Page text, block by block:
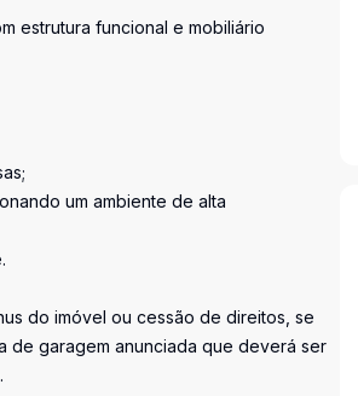
estrutura funcional e mobiliário
um ambiente de alta
do imóvel ou cessão de direitos, se
de garagem anunciada que deverá ser